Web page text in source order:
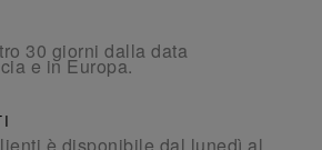
30 giorni dalla data
e in Europa.